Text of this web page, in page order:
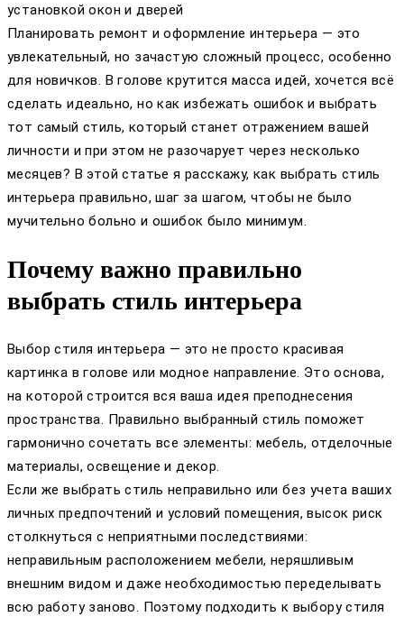
установкой окон и дверей
Планировать ремонт и оформление интерьера — это
увлекательный, но зачастую сложный процесс, особенно
для новичков. В голове крутится масса идей, хочется всё
сделать идеально, но как избежать ошибок и выбрать
тот самый стиль, который станет отражением вашей
личности и при этом не разочарует через несколько
месяцев? В этой статье я расскажу, как выбрать стиль
интерьера правильно, шаг за шагом, чтобы не было
мучительно больно и ошибок было минимум.
Почему важно правильно
выбрать стиль интерьера
Выбор стиля интерьера — это не просто красивая
картинка в голове или модное направление. Это основа,
на которой строится вся ваша идея преподнесения
пространства. Правильно выбранный стиль поможет
гармонично сочетать все элементы: мебель, отделочные
материалы, освещение и декор.
Если же выбрать стиль неправильно или без учета ваших
личных предпочтений и условий помещения, высок риск
столкнуться с неприятными последствиями:
неправильным расположением мебели, неряшливым
внешним видом и даже необходимостью переделывать
всю работу заново. Поэтому подходить к выбору стиля